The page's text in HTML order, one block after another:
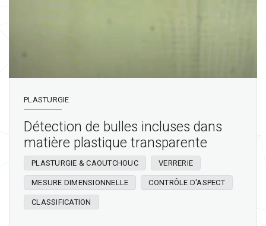
PLASTURGIE
Détection de bulles incluses dans
matière plastique transparente
PLASTURGIE & CAOUTCHOUC VERRERIE
MESURE DIMENSIONNELLE CONTRÔLE D'ASPECT
CLASSIFICATION